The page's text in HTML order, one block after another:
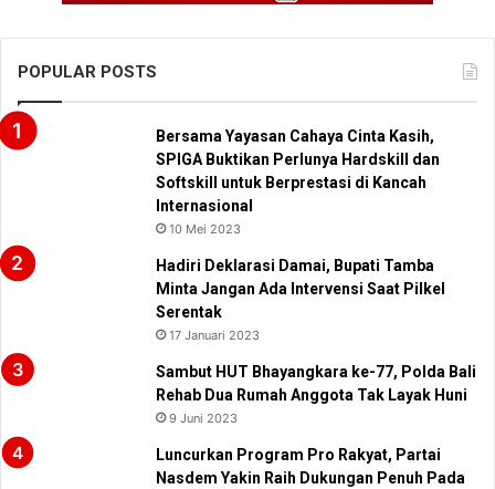
POPULAR POSTS
Bersama Yayasan Cahaya Cinta Kasih,
SPIGA Buktikan Perlunya Hardskill dan
Softskill untuk Berprestasi di Kancah
Internasional
10 Mei 2023
Hadiri Deklarasi Damai, Bupati Tamba
Minta Jangan Ada Intervensi Saat Pilkel
Serentak
17 Januari 2023
Sambut HUT Bhayangkara ke-77, Polda Bali
Rehab Dua Rumah Anggota Tak Layak Huni
9 Juni 2023
Luncurkan Program Pro Rakyat, Partai
Nasdem Yakin Raih Dukungan Penuh Pada